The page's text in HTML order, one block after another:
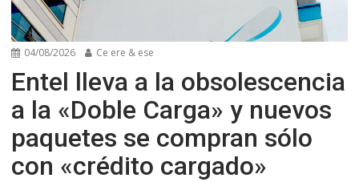
04/08/2026 Ce ere & ese
Entel lleva a la obsolescencia
a la «Doble Carga» y nuevos
paquetes se compran sólo
con «crédito cargado»